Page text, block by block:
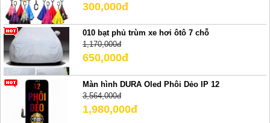
300,000đ
010 bạt phủ trùm xe hơi ôtô 7 chỗ
1,170,000đ
650,000đ
Màn hình DURA Oled Phôi Dẻo IP 12
3,564,000đ
1,980,000đ